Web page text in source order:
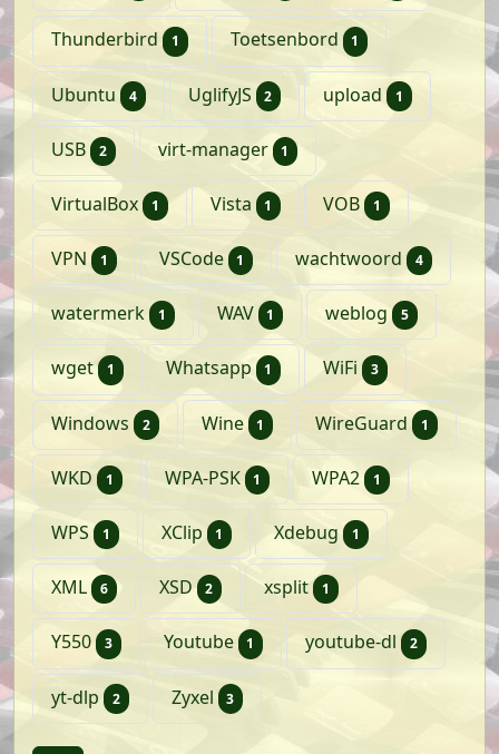
Thunderbird 1 artikelToetsenbord 1 artikel
Ubuntu 4 artikelenUglifyJS 2 artikelenupload 1 artikel
USB 2 artikelenvirt-manager 1 artikel
VirtualBox 1 artikelVista 1 artikelVOB 1 artikel
VPN 1 artikelVSCode 1 artikelwachtwoord 4
watermerk 1 artikelWAV 1 artikelweblog 5 artikelen
wget 1 artikelWhatsapp 1 artikelWiFi 3 artikelen
Windows 2 artikelen
Wine 1 artikelWireGuard 1 artikel
WKD 1 artikelWPA-PSK 1 artikelWPA2 1 artikel
WPS 1 artikelXClip 1 artikelXdebug 1 artikel
XML 6 artikelen
XSD 2 artikelen
xsplit 1 artikel
Y550 3 artikelenYoutube 1 artikelyoutube-dl 2 artikelen
yt-dlp 2 artikelen
Zyxel 3 artikelen